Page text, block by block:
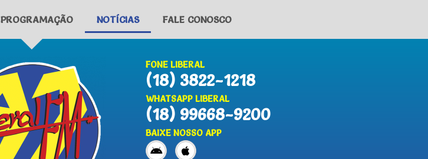
PROGRAMAÇÃO NOTÍCIAS FALE CONOSCO
FONE LIBERAL
(18) 3822-1218
WHATSAPP LIBERAL
(18) 99668-9200
BAIXE NOSSO APP